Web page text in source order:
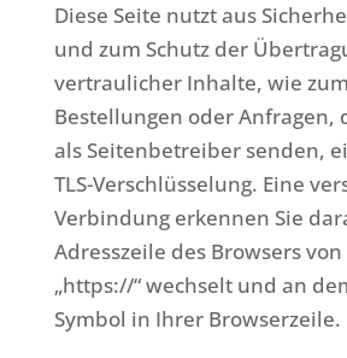
Diese Seite nutzt aus
und zum Schutz der
vertraulicher Inhalte, wie
Bestellungen oder Anfragen,
als Seitenbetreiber senden,
TLS-Verschlüsselung. Eine
Verbindung erkennen Sie
Adresszeile des Browsers
„https://“ wechselt und an
Symbol in Ihrer Browserzeile.